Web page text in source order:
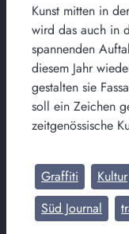
Kunst mitten in
wird das auch in
spannenden
diesem Jahr
gestalten sie
soll ein Zeichen
zeitgenössische
Graffiti Kultur
Süd Journal